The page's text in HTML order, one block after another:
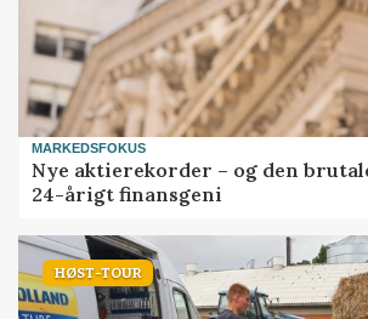
MARKEDSFOKUS
Nye aktierekorder – og den
24-årigt finansgeni
HØST-TOUR